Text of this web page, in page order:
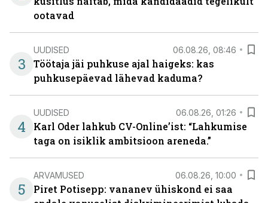
ootavad
3
UUDISED 06.08.26, 08:46
Töötaja jäi puhkuse ajal haigeks: kas
puhkusepäevad lähevad kaduma?
4
UUDISED 06.08.26, 01:26
Karl Oder lahkub CV-Online’ist: “Lahkumise
taga on isiklik ambitsioon areneda.”
5
ARVAMUSED 06.08.26, 10:00
Piret Potisepp: vananev ühiskond ei saa